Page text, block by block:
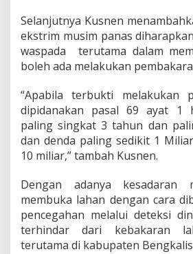
a
n
R
a
m
u
-
r
a
m
b
P
e
n
c
e
g
Selanjutnya Kusnen
ekstrim musim panas
waspada terutama dalam
boleh ada melakukan
“Apabila terbukti melakukan
dipidanakan pasal 69 ayat 1
paling singkat 3 tahun dan
dan denda paling sedikit 1
10 miliar,” tambah Kusnen.
Dengan adanya kesadaran
membuka lahan dengan cara
pencegahan melalui deteksi
terhindar dari kebakaran
terutama di kabupaten